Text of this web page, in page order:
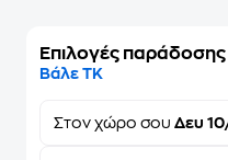
Επιλογές παράδοσης
Βάλε ΤΚ
Στον χώρο σου Δευ